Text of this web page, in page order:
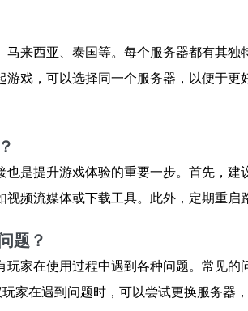
来西亚、泰国等。每个服务器都有其
戏，可以选择同一个服务器，以便于
是提升游戏体验的重要一步。首先，
频流媒体或下载工具。此外，定期重启
题？
家在使用过程中遇到各种问题。常见
家在遇到问题时，可以尝试更换服务器